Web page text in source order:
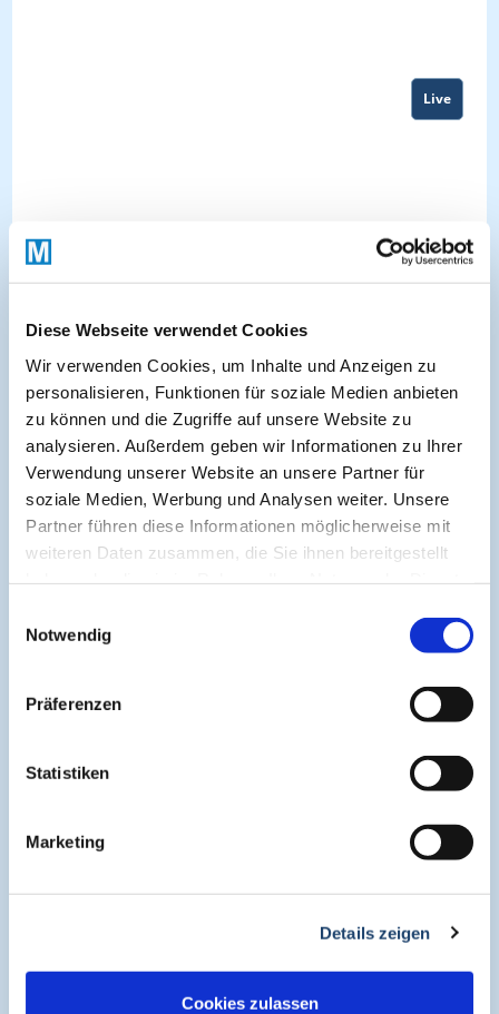
Diese Webseite verwendet Cookies
Wir verwenden Cookies, um Inhalte und Anzeigen zu
personalisieren, Funktionen für soziale Medien anbieten
zu können und die Zugriffe auf unsere Website zu
analysieren. Außerdem geben wir Informationen zu Ihrer
Verwendung unserer Website an unsere Partner für
soziale Medien, Werbung und Analysen weiter. Unsere
Partner führen diese Informationen möglicherweise mit
weiteren Daten zusammen, die Sie ihnen bereitgestellt
Notwendig
Präferenzen
Statistiken
Marketing
Details zeigen
Cookies zulassen
Live
About
Cogitando-GmbH
c/o CME-Verlag Medcram
Im Birnengarten 7
91077 Neunkirchen am Brand
+49 (0)9134 2290930
Online Symposien
Symposium One Health
Symposium Asthma und Allergien